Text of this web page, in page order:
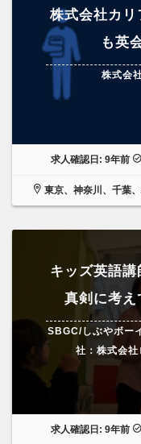
株式会社カ
も英
株式会
求人確認日: 9年前
東京、神奈川、千葉
キッズ英語
真剣に考え
SBGC/しぶやボー
社：株式会社
求人確認日: 9年前